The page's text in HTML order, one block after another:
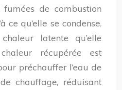
fumées de combustion
ce qu’elle se condense,
latente qu’elle
récupérée est
préchauffer l’eau de
chauffage, réduisant